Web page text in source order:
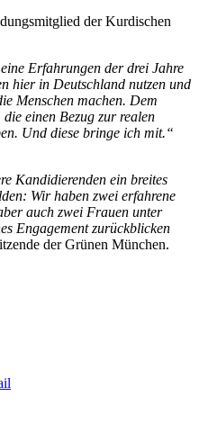
der Kurdischen
Erfahrungen der drei Jahre
hier in Deutschland nutzen und
Menschen machen. Dem
einen Bezug zur realen
Und diese bringe ich mit.“
Kandidierenden ein breites
Wir haben zwei erfahrene
auch zwei Frauen unter
Engagement zurückblicken
der Grünen München.